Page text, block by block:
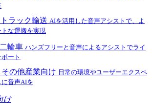
トラック輸送 AIを活用した音声アシストで、よ
トな運搬を実現
二輪車 ハンズフリーと音声によるアシストでライ
ート
その他産業向け 日常の環境やユーザーエクスペ
に音声AIを
け